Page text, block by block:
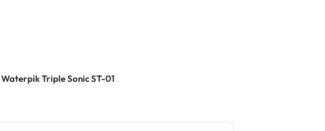
Triple Sonic ST-01